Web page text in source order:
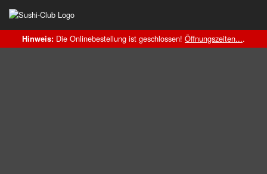
Hinweis: Die Onlinebestellung ist geschlossen! Öffnungszeiten....